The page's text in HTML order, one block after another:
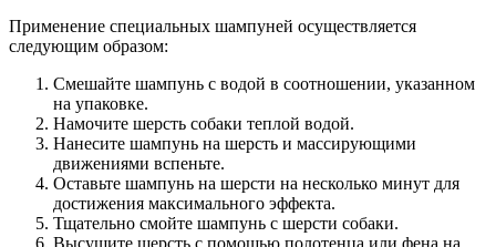
Применение специальных шампуней осуществляется
следующим образом:
Смешайте шампунь с водой в соотношении, указанном
на упаковке.
Намочите шерсть собаки теплой водой.
Нанесите шампунь на шерсть и массирующими
движениями вспеньте.
Оставьте шампунь на шерсти на несколько минут для
достижения максимального эффекта.
Тщательно смойте шампунь с шерсти собаки.
Высушите шерсть с помощью полотенца или фена на